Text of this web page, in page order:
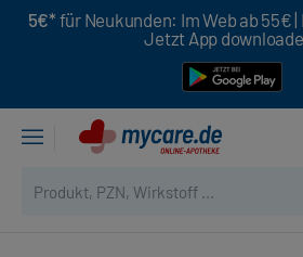
5€* für Neukunden: Im Web ab 55€ |
Jetzt App